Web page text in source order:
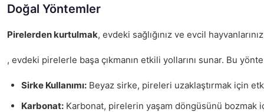
Doğal Yöntemler
Pirelerden kurtulmak, evdeki sağlığınız ve evcil
, evdeki pirelerle başa çıkmanın etkili yollarını sunar. Bu
Sirke Kullanımı: Beyaz sirke, pireleri uzaklaştırmak için
Karbonat: Karbonat, pirelerin yaşam döngüsünü bozmak